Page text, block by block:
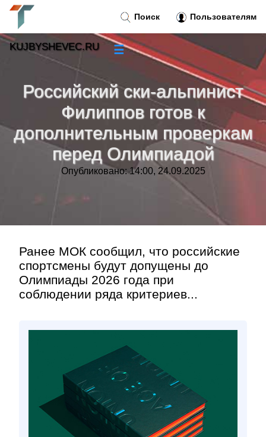
Российский ски-альпинист
Филиппов готов к
дополнительным проверкам
перед Олимпиадой
Опубликовано: 14:00, 24.09.2025
Ранее МОК сообщил, что российские
спортсмены будут допущены до
Олимпиады 2026 года при
соблюдении ряда критериев...
Поиск Пользователям
KUJBYSHEVEC.RU ☰
Новости
Тренды новостей»
Рубрики»
»